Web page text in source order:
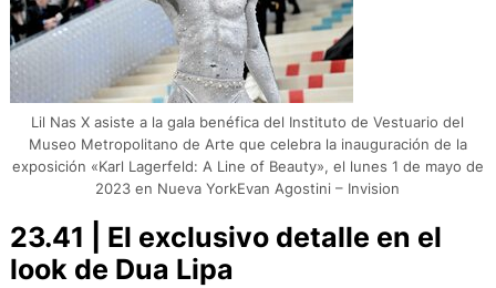
Lil Nas X asiste a la gala benéfica del Instituto de Vestuario del
Museo Metropolitano de Arte que celebra la inauguración de la
exposición «Karl Lagerfeld: A Line of Beauty», el lunes 1 de mayo de
2023 en Nueva YorkEvan Agostini – Invision
23.41 | El exclusivo detalle en el
look de Dua Lipa